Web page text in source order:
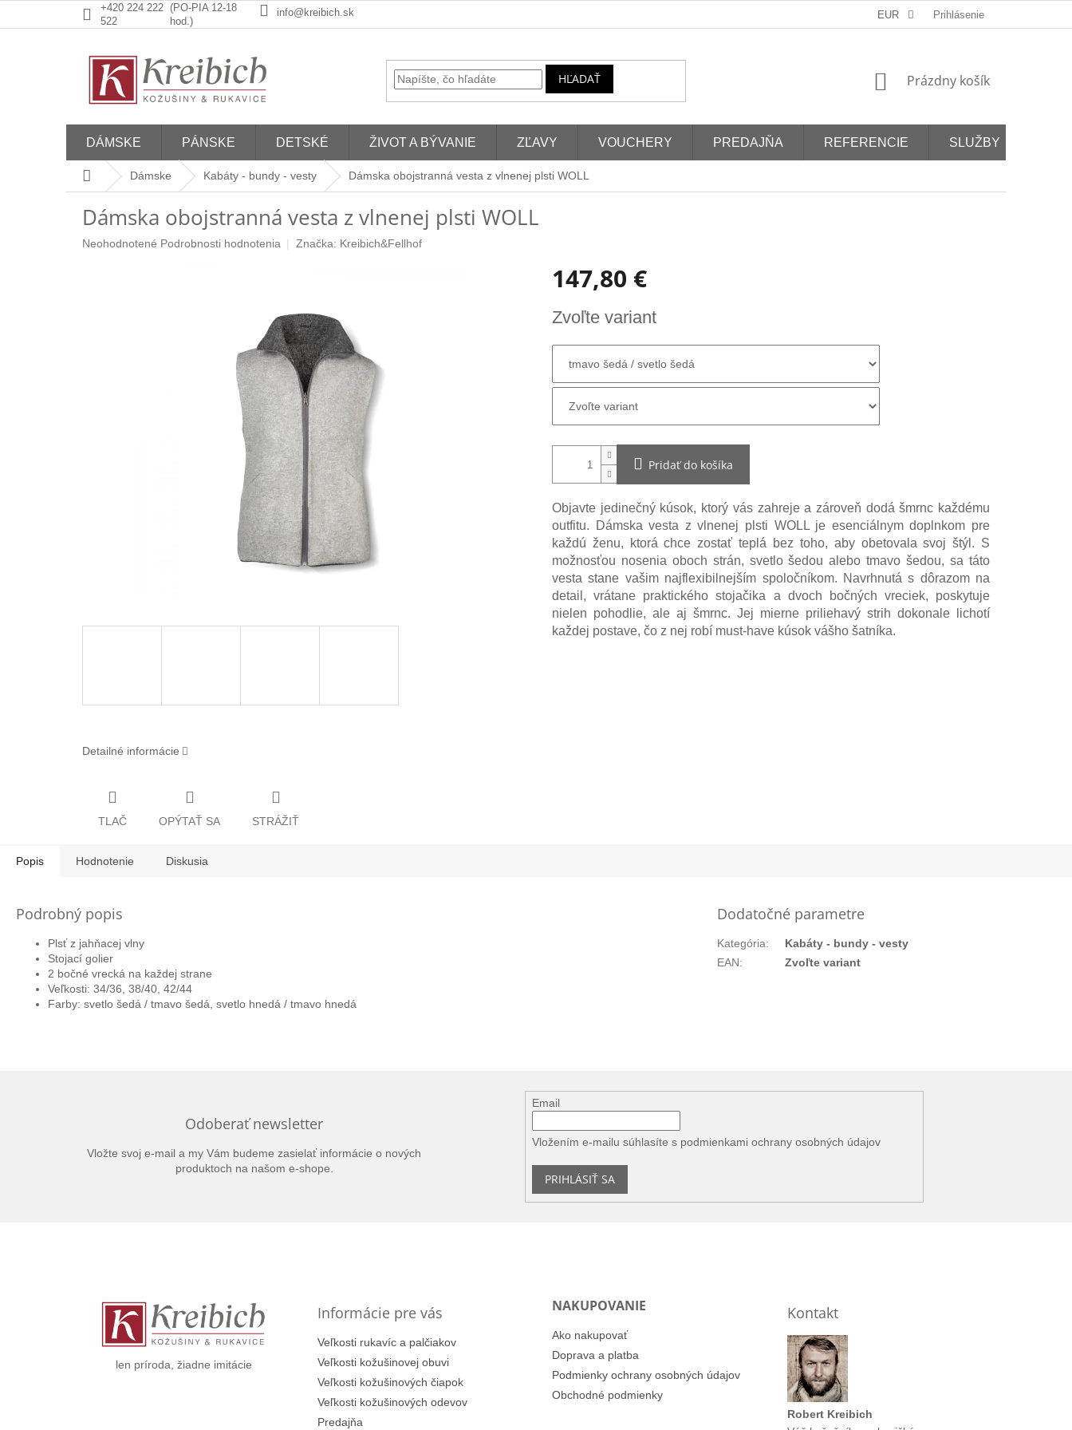
+420 224 222
522
(PO-PIA 12-18
hod.)
info@kreibich.sk EUR Prihlásenie
HĽADAŤ
NÁKUPNÝ
Prázdny košík
DÁMSKE PÁNSKE DETSKÉ ŽIVOT A BÝVANIE ZĽAVY VOUCHERY PREDAJŇA REFERENCIE SLUŽBY
DomovDámske Kabáty - bundy - vesty Dámska obojstranná vesta z vlnenej plsti WOLL
Dámska obojstranná vesta z vlnenej plsti WOLL
Priemerné
Neohodnotené Podrobnosti hodnotenia Značka: Kreibich&Fellhof
147,80 €
cena:
Zvoľte variant
Pridať do košíka
Objavte jedinečný kúsok, ktorý vás zahreje a zároveň dodá šmrnc každému
outfitu. Dámska vesta z vlnenej plsti WOLL je esenciálnym doplnkom pre
každú ženu, ktorá chce zostať teplá bez toho, aby obetovala svoj štýl. S
možnosťou nosenia oboch strán, svetlo šedou alebo tmavo šedou, sa táto
vesta stane vašim najflexibilnejším spoločníkom. Navrhnutá s dôrazom na
detail, vrátane praktického stojačika a dvoch bočných vreciek, poskytuje
nielen pohodlie, ale aj šmrnc. Jej mierne priliehavý strih dokonale lichotí
každej postave, čo z nej robí must-have kúsok vášho šatníka.
Detailné informácie
TLAČ OPÝTAŤ SA STRÁŽIŤ
Popis Hodnotenie Diskusia
Podrobný popis
Plsť z jahňacej vlny
Stojací golier
2 bočné vrecká na každej strane
Veľkosti: 34/36, 38/40, 42/44
Farby: svetlo šedá / tmavo šedá, svetlo hnedá / tmavo hnedá
Dodatočné parametre
Kategória:
Kabáty - bundy - vesty
EAN: Zvoľte variant
Odoberať newsletter
Vložte svoj e-mail a my Vám budeme zasielať informácie o nových
produktoch na našom e-shope.
Email
Vložením e-mailu súhlasíte s podmienkami ochrany osobných údajov
PRIHLÁSIŤ SA
len príroda, žiadne imitácie
Informácie pre vás
Veľkosti rukavíc a palčiakov
Veľkosti kožušinovej obuvi
Veľkosti kožušinových čiapok
Veľkosti kožušinových odevov
Predajňa
NAKUPOVANIE
Ako nakupovať
Doprava a platba
Podmienky ochrany osobných údajov
Obchodné podmienky
Kontakt
Robert Kreibich